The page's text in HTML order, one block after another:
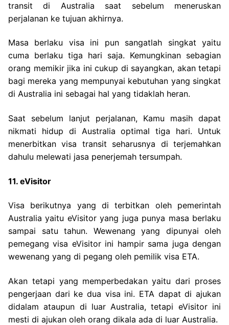
transit di Australia saat sebelum meneruskan
perjalanan ke tujuan akhirnya.
Masa berlaku visa ini pun sangatlah singkat yaitu
cuma berlaku tiga hari saja. Kemungkinan sebagian
orang memikir jika ini cukup di sayangkan, akan tetapi
bagi mereka yang mempunyai kebutuhan yang singkat
di Australia ini sebagai hal yang tidaklah heran.
Saat sebelum lanjut perjalanan, Kamu masih dapat
nikmati hidup di Australia optimal tiga hari. Untuk
menerbitkan visa transit seharusnya di terjemahkan
dahulu melewati jasa penerjemah tersumpah.
11. eVisitor
Visa berikutnya yang di terbitkan oleh pemerintah
Australia yaitu eVisitor yang juga punya masa berlaku
sampai satu tahun. Wewenang yang dipunyai oleh
pemegang visa eVisitor ini hampir sama juga dengan
wewenang yang di pegang oleh pemilik visa ETA.
Akan tetapi yang memperbedakan yaitu dari proses
pengerjaan dari ke dua visa ini. ETA dapat di ajukan
didalam ataupun di luar Australia, tetapi eVisitor ini
mesti di ajukan oleh orang dikala ada di luar Australia.